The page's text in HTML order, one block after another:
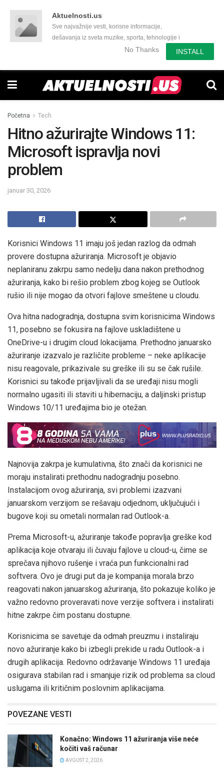
Aktuelnosti.us
Sve najvažnije vesti, korisne informacije,
dešavanja iz sveta muzike, sporta, tehnologije i
još mnogo toga zanimljivog.No Thanks INSTALL
Početna Tech
Hitno ažurirajte Windows 11:
Microsoft ispravlja novi
problem
januar 30, 2026
Korisnici Windows 11 imaju još jedan razlog da odmah
provere dostupna ažuriranja. Microsoft je objavio
neplaniranu zakrpu samo nedelju dana nakon prethodnog
ažuriranja, kako bi rešio problem zbog kojeg se Outlook
rušio ili nije mogao da otvori fajlove smeštene u cloudu.
Ova hitna nadogradnja, dostupna svim korisnicima Windows
11, posebno se fokusira na fajlove uskladištene u
OneDrive-u i drugim cloud lokacijama. Prethodno januarsko
ažuriranje izazvalo je različite probleme – neke aplikacije
nisu reagovale, prikazivale su greške ili su se čak rušile.
Korisnici su takođe prijavljivali da se uređaji nisu mogli
normalno ugasiti ili staviti u hibernaciju, a daljinski pristup
Windows 10/11 uređajima bio je otežan.
Najnovija zakrpa je kumulativna, što znači da korisnici ne
moraju instalirati prethodnu nadogradnju posebno.
Instalacijom ovog ažuriranja, svi problemi izazvani
januarskom verzijom se rešavaju odjednom, uključujući i
bugove koji su ometali normalan rad Outlook-a.
Prema Microsoft-u, ažuriranje takođe popravlja greške kod
aplikacija koje otvaraju ili čuvaju fajlove u cloud-u, čime se
sprečava njihovo rušenje i vraća pun funkcionalni rad
softvera. Ovo je drugi put da je kompanija morala brzo
reagovati nakon januarskog ažuriranja, što pokazuje koliko je
važno redovno proveravati nove verzije softvera i instalirati
hitne zakrpe čim postanu dostupne.
Korisnicima se savetuje da odmah preuzmu i instaliraju
novo ažuriranje kako bi izbegli prekide u radu Outlook-a i
drugih aplikacija. Redovno održavanje Windows 11 uređaja
osigurava stabilan rad i smanjuje rizik od problema sa cloud
uslugama ili kritičnim poslovnim aplikacijama.
POVEZANE VESTI
Konačno: Windows 11 ažuriranja više neće
kočiti vaš računar
AVGUST 2, 2026